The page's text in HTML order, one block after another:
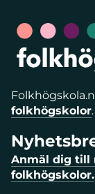
folkhögskolor.
Anmäl dig till
folkhögskolor.